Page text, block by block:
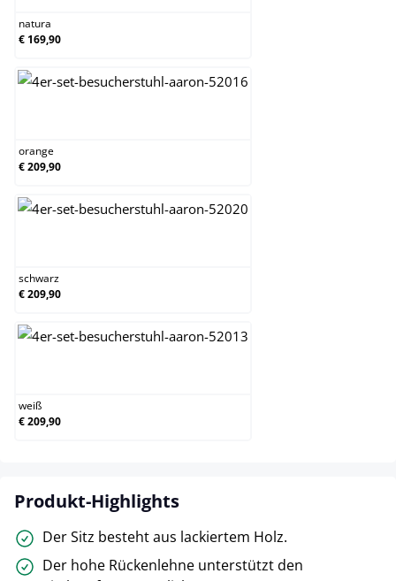
natura
€ 169,90
orange
€ 209,90
schwarz
€ 209,90
weiß
€ 209,90
Produkt-Highlights
Der Sitz besteht aus lackiertem Holz.
Der hohe Rückenlehne unterstützt den